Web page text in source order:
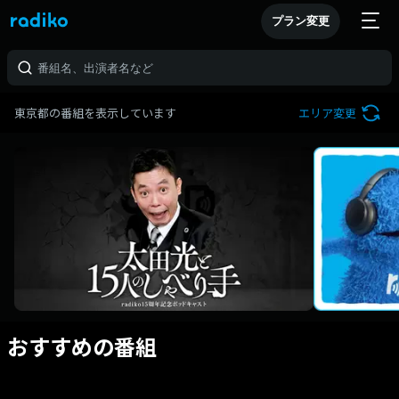
プラン変更
東京都の番組を表示しています エリア変更
おすすめの番組